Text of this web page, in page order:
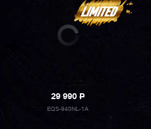
29 990P
EQS-940NL-1A